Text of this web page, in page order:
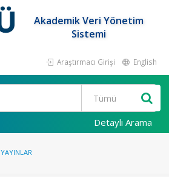
Akademik Veri Yönetim
Sistemi
Araştırmacı Girişi English
Detaylı Arama